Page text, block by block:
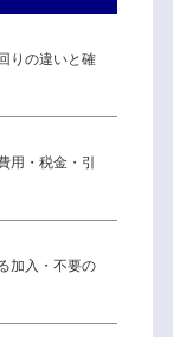
りの違いと確
用・税金・引
加入・不要の